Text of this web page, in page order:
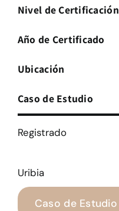
Nivel de Certificación
Año de Certificado
Ubicación
Caso de Estudio
Registrado
Uribia
Caso de Estudio